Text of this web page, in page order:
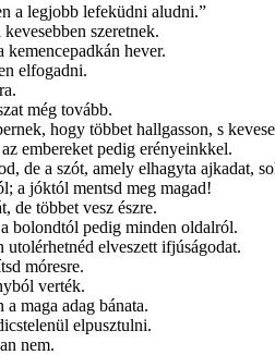
a legjobb lefeküdni aludni.”
szeretnek.
hever.
elfogadni.
még tovább.
hogy többet hallgasson, s
embereket pedig erényeinkkel.
de a szót, amely elhagyta ajkadat,
a jóktól mentsd meg magad!
de többet vesz észre.
bolondtól pedig minden oldalról.
elveszett ifjúságodat.
móresre.
verték.
maga adag bánata.
elpusztulni.
nem.